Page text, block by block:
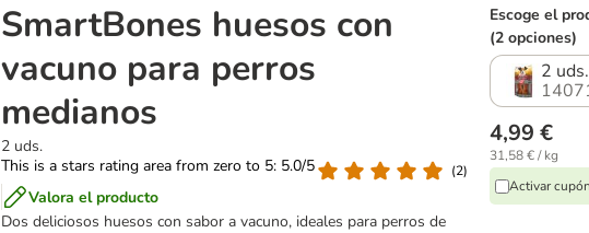
SmartBones huesos con
vacuno para perros
medianos
2 uds.
This is a stars rating area from zero to 5: 5.0/5
(2)
Valora el producto
Dos deliciosos huesos con sabor a vacuno, ideales para perros de
Escoge el
(2 opciones)
2 uds.
4,99 €
31,58 € / kg
Activar